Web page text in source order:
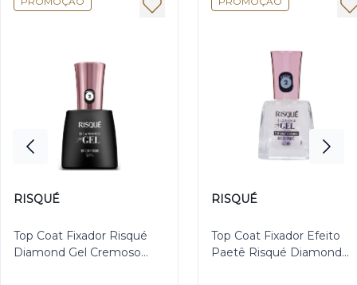
RISQUÉ
Top Coat Fixador Risqué
Diamond Gel Cremoso
RISQUÉ
Top Coat Fixador Efeito
Paetê Risqué Diamond